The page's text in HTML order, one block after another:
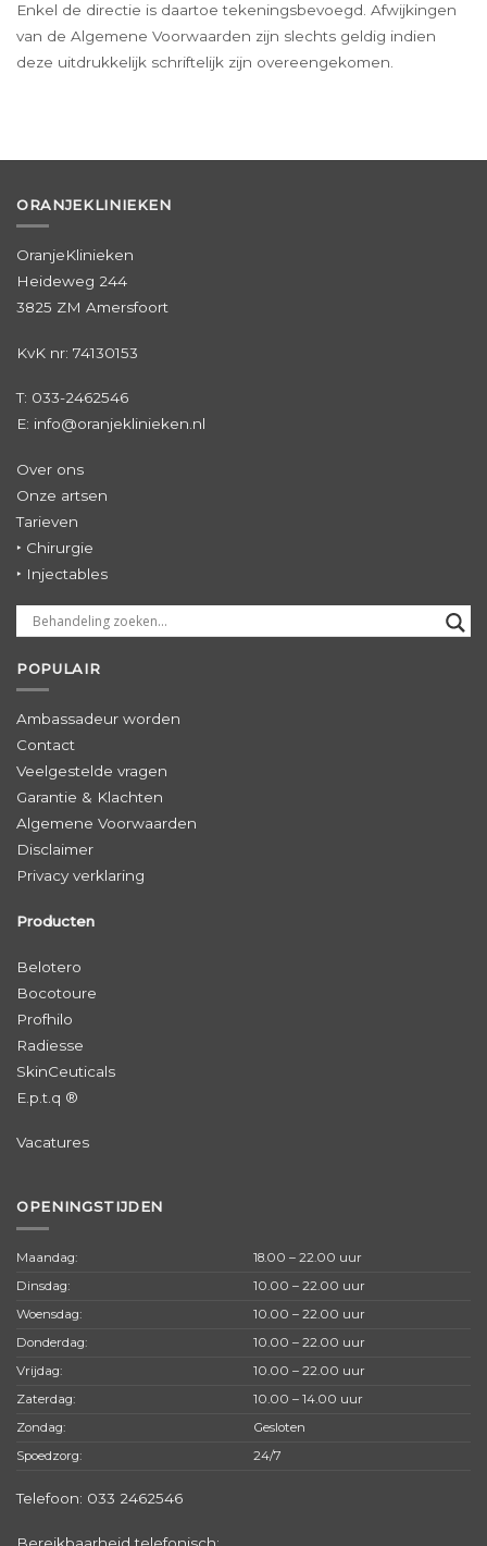
Enkel de directie is daartoe tekeningsbevoegd. Afwijkingen
van de Algemene Voorwaarden zijn slechts geldig indien
deze uitdrukkelijk schriftelijk zijn overeengekomen.
ORANJEKLINIEKEN
OranjeKlinieken
Heideweg 244
3825 ZM Amersfoort
KvK nr: 74130153
T: 033-2462546
E: info@oranjeklinieken.nl
Over ons
Onze artsen
Tarieven
‣ Chirurgie
‣ Injectables
POPULAIR
Ambassadeur worden
Contact
Veelgestelde vragen
Garantie & Klachten
Algemene Voorwaarden
Disclaimer
Privacy verklaring
Producten
Belotero
Bocotoure
Profhilo
Radiesse
SkinCeuticals
E.p.t.q ®
Vacatures
OPENINGSTIJDEN
Maandag:
18.00 – 22.00 uur
Dinsdag:
10.00 – 22.00 uur
Woensdag:
10.00 – 22.00 uur
Donderdag:
10.00 – 22.00 uur
Vrijdag:
10.00 – 22.00 uur
Zaterdag:
10.00 – 14.00 uur
Zondag:
Gesloten
Spoedzorg:
24/7
Telefoon: 033 2462546